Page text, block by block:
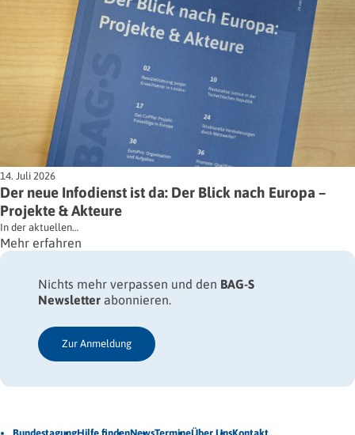
14. Juli 2026
Der neue Infodienst ist da: Der Blick nach Europa –
Projekte & Akteure
In der aktuellen…
Mehr erfahren
Nichts mehr verpassen und den BAG-S
Newsletter abonnieren.
Zur Anmeldung